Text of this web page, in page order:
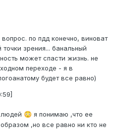
по пдд конечно, виноват
зрения... банальный
может спасти жизнь. не
переходе - я в
будет все равно)
😳 я понимаю ,что ее
,но все равно ни кто не